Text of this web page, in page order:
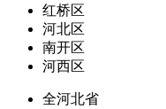
红桥区
河北区
南开区
河西区
全河北省